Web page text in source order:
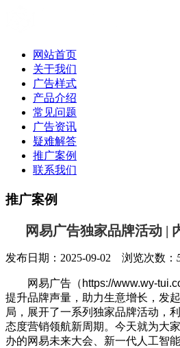
网站首页
关于我们
广告样式
产品介绍
常见问题
广告资讯
疑难解答
推广案例
联系我们
推广案例
网易广告独家品牌活动 |
发布日期：2025-09-02 浏览次数：
网易广告（https://www.wy-
提升品牌声量，助力生意增长，发
局，展开了一系列独家品牌活动，
态度营销领航新周期。今天就为大
办的网易未来大会、新一代人工智